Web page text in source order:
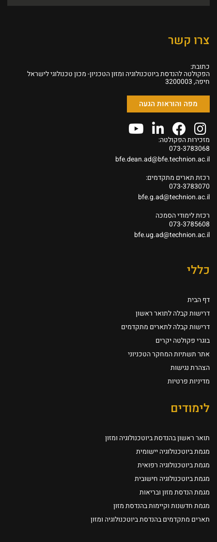
צרו קשר
כתובת:
הפקולטה להנדסת ביוטכנולוגיה ומזון הטכניון- מכון טכנולוגי לישראל
חיפה, 3200003
מפה והוראות הגעה
מזכירות הפקולטה:
073-3783068
bfe.dean.ad@bfe.technion.ac.il
רכזת תארים מתקדמים:
073-3783070
bfe.g.ad@technion.ac.il
רכזת לימודי הסמכה
073-3785608
bfe.ug.ad@technion.ac.il
כללי
דף הבית
דרישות קבלה לתואר ראשון
דרישות קבלה לתארים מתקדמים
בוגרי פקולטה יקרים
אתר תשתיות המחקר הטכניוני
הצהרת נגישות
מדיניות פרטיות
לימודים
תואר ראשון בהנדסת ביוטכנולוגיה ומזון
מגמת ביוטכנולוגיה יישומית
מגמת ביוטכנולוגיה רפואית
מגמת ביוטכנולוגיה חישובית
מגמת הנדסת מזון ובריאות
מגמת חדשנות וקיימות בהנדסת מזון
תארים מתקדמים בהנדסת ביוטכנולוגיה ומזון